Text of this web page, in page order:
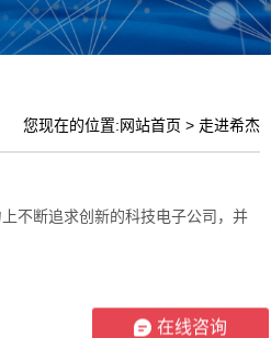
您现在的位置:网站首页 > 走进希杰
不断追求创新的科技电子公司，并
在线咨询